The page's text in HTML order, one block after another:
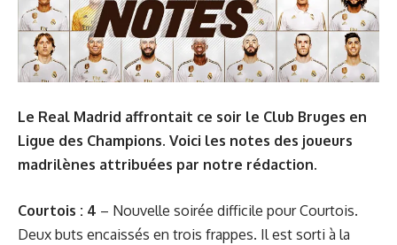
Le Real Madrid affrontait ce soir le Club Bruges en
Ligue des Champions. Voici les notes des joueurs
madrilènes attribuées par notre rédaction.
Courtois : 4 – Nouvelle soirée difficile pour Courtois.
Deux buts encaissés en trois frappes. Il est sorti à la